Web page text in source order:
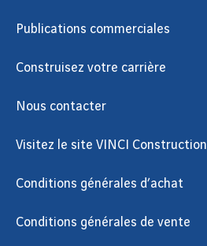
Publications commerciales
Construisez votre carrière
Nous contacter
Visitez le site VINCI Construction
Conditions générales d’achat
Conditions générales de vente